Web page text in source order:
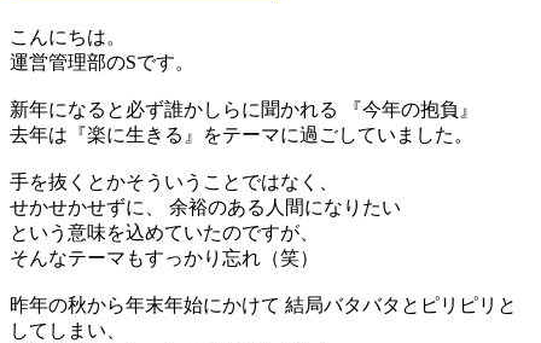
こんにちは。
運営管理部のSです。
新年になると必ず誰かしらに聞かれる 『今年の抱負』
去年は『楽に生きる』をテーマに過ごしていました。
手を抜くとかそういうことではなく、
せかせかせずに、 余裕のある人間になりたい
という意味を込めていたのですが、
そんなテーマもすっかり忘れ（笑）
昨年の秋から年末年始にかけて 結局バタバタとピリピリと
してしまい、